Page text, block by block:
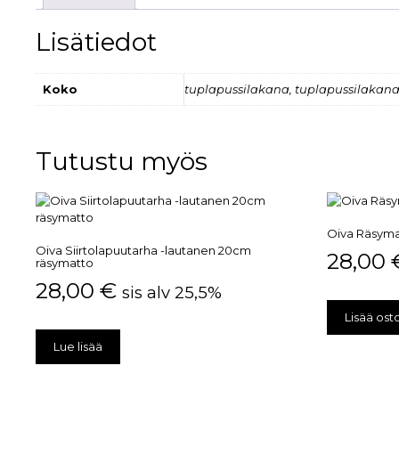
Lisätiedot
Koko tuplapussilakana,
Tutustu myös
Oiva Siirtolapuutarha -lautanen 20cm
räsymatto
28,00 € sis alv 25,5%
Lue lisää
Oiva
28,00
Lisää